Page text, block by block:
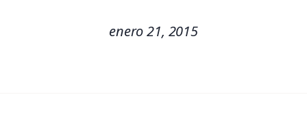
enero 21, 2015